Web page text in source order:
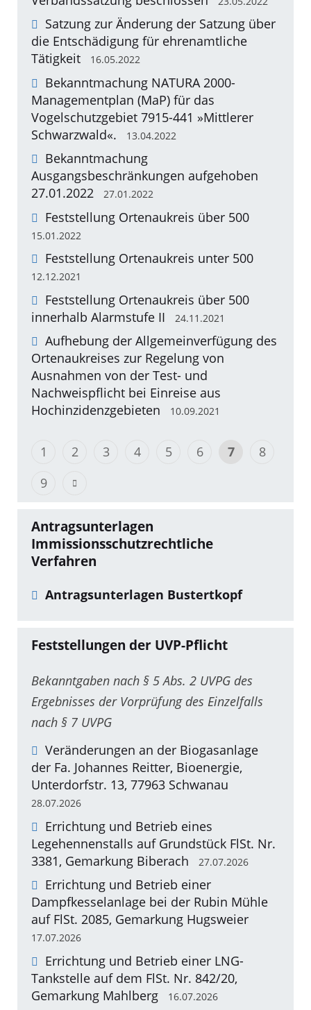
Satzung zur Änderung der Satzung über
die Entschädigung für ehrenamtliche
Tätigkeit
16.05.2022
Bekanntmachung NATURA 2000-
Managementplan (MaP) für das
Vogelschutzgebiet 7915-441 »Mittlerer
Schwarzwald«.
13.04.2022
Bekanntmachung
Ausgangsbeschränkungen aufgehoben
27.01.2022
27.01.2022
Feststellung Ortenaukreis über 500
15.01.2022
Feststellung Ortenaukreis unter 500
12.12.2021
Feststellung Ortenaukreis über 500
innerhalb Alarmstufe II
24.11.2021
Aufhebung der Allgemeinverfügung des
Ortenaukreises zur Regelung von
Ausnahmen von der Test- und
Nachweispflicht bei Einreise aus
Hochinzidenzgebieten
10.09.2021
1 2 3 4 5 6 7
8
9
Antragsunterlagen
Immissionsschutzrechtliche
Verfahren
Antragsunterlagen Bustertkopf
Feststellungen der UVP-Pflicht
Bekanntgaben nach § 5 Abs. 2 UVPG des
Ergebnisses der Vorprüfung des Einzelfalls
nach § 7 UVPG
Veränderungen an der Biogasanlage
der Fa. Johannes Reitter, Bioenergie,
Unterdorfstr. 13, 77963 Schwanau
28.07.2026
Errichtung und Betrieb eines
Legehennenstalls auf Grundstück FlSt. Nr.
3381, Gemarkung Biberach
27.07.2026
Errichtung und Betrieb einer
Dampfkesselanlage bei der Rubin Mühle
auf FlSt. 2085, Gemarkung Hugsweier
17.07.2026
Errichtung und Betrieb einer LNG-
Tankstelle auf dem FlSt. Nr. 842/20,
Gemarkung Mahlberg
16.07.2026